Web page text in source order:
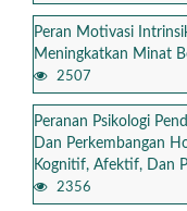
Peran Motivasi
Meningkatkan Minat
2507
Peranan Psikologi
Dan Perkembangan
Kognitif, Afektif, Dan
2356